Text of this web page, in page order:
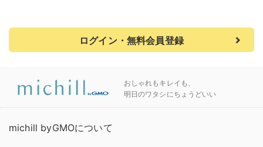
ログイン・無料会員登録
おしゃれもキレイも、
明日のワタシにちょうどいい
michill byGMOについて